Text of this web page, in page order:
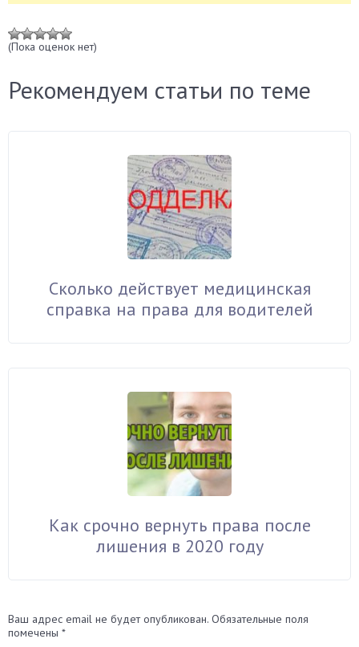
(Пока оценок нет)
Рекомендуем статьи по теме
Сколько действует медицинская
справка на права для водителей
Как срочно вернуть права после
лишения в 2020 году
Ваш адрес email не будет опубликован. Обязательные поля
помечены *